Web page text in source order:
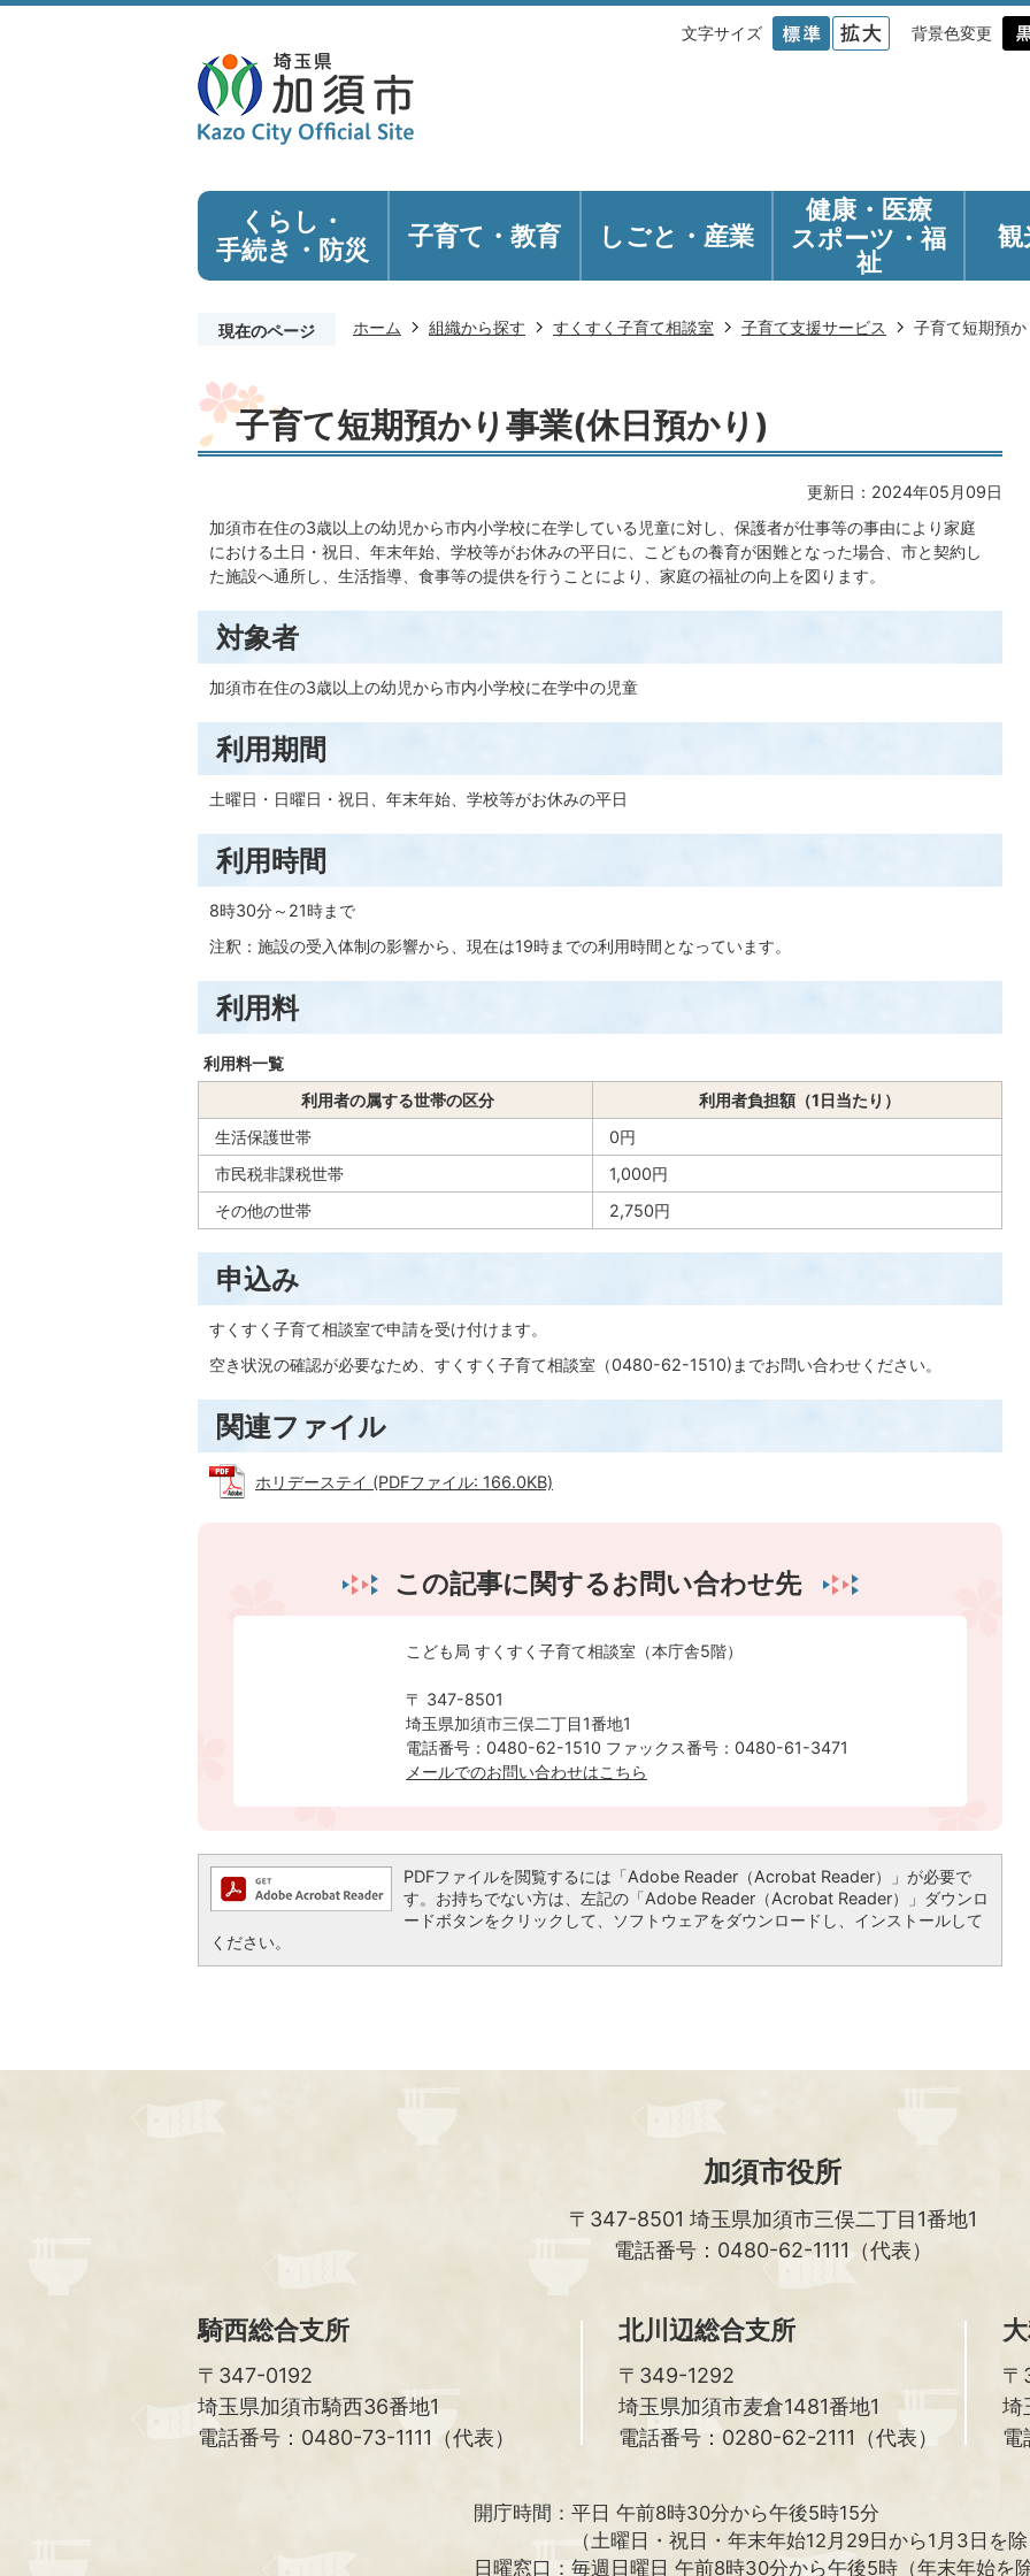
文字サイズ 背景色変更
くらし・
手続き ・防災 子育て・教育 しごと・産業
健康・医療
スポーツ・福
祉
観
現在のページ ホーム 組織から探す すくすく子育て相談室 子育て支援サービス 子育て短期預
子育て短期預かり事業(休日預かり)
更新日：2024年05月09日
加須市在住の3歳以上の幼児から市内小学校に在学している児童に対し、保護者が仕事等の事由により家庭
における土日・祝日、年末年始、学校等がお休みの平日に、こどもの養育が困難となった場合、市と契約し
た施設へ通所し、生活指導、食事等の提供を行うことにより、家庭の福祉の向上を図ります。
対象者
加須市在住の3歳以上の幼児から市内小学校に在学中の児童
利用期間
土曜日・日曜日・祝日、年末年始、学校等がお休みの平日
利用時間
8時30分～21時まで
注釈：施設の受入体制の影響から、現在は19時までの利用時間となっています。
利用料
利用料一覧
利用者の属する世帯の区分
利用者負担額（1日当たり）
生活保護世帯
0円
市民税非課税世帯
1,000円
その他の世帯
2,750円
申込み
すくすく子育て相談室で申請を受け付けます。
空き状況の確認が必要なため、すくすく子育て相談室（0480-62-1510)までお問い合わせください。
関連ファイル
ホリデーステイ (PDFファイル: 166.0KB)
この記事に関するお問い合わせ先
こども局 すくすく子育て相談室（本庁舎5階）
〒 347-8501
埼玉県加須市三俣二丁目1番地1
電話番号：0480-62-1510 ファックス番号：0480-61-3471
​​​​​​​メールでのお問い合わせはこちら
PDFファイルを閲覧するには「Adobe Reader（Acrobat Reader）」が必要で
す。お持ちでない方は、左記の「Adobe Reader（Acrobat Reader）」ダウンロ
ードボタンをクリックして、ソフトウェアをダウンロードし、インストールして
ください。
加須市役所
〒347-8501 埼玉県加須市三俣二丁目1番地1
電話番号：0480-62-1111（代表）
騎西総合支所
〒347-0192
埼玉県加須市騎西36番地1
電話番号：0480-73-1111（代表）
北川辺総合支所
〒349-1292
埼玉県加須市麦倉1481番地1
電話番号：0280-62-2111（代表）
〒
埼
電
開庁時間： 平日 午前8時30分から午後5時15分
（土曜日・祝日・年末年始12月29日から1月3日を
日曜窓口： 毎週日曜日 午前8時30分から午後5時（年末年始を